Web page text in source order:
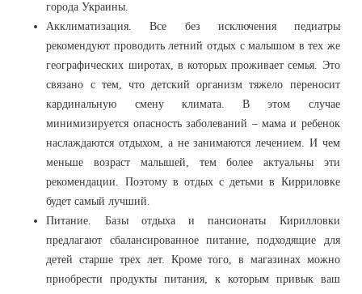
города Украины.
Акклиматизация. Все без исключения педиатры
рекомендуют проводить летний отдых с малышом в тех же
географических широтах, в которых проживает семья. Это
связано с тем, что детский организм тяжело переносит
кардинальную смену климата. В этом случае
минимизируется опасность заболеваний – мама и ребенок
наслаждаются отдыхом, а не занимаются лечением. И чем
меньше возраст малышей, тем более актуальны эти
рекомендации. Поэтому в отдых с детьми в Кирриловке
будет самый лучший.
Питание. Базы отдыха и пансионаты Кирилловки
предлагают сбалансированное питание, подходящие для
детей старше трех лет. Кроме того, в магазинах можно
приобрести продукты питания, к которым привык ваш